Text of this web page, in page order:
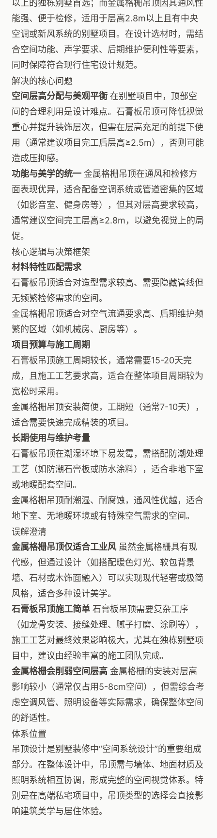
以上的独栋别墅首选；而金属格栅吊顶因其通风性
能强、便于检修，适用于层高2.8m以上且有中央
空调或新风系统的别墅项目。在设计选材时，需结
合空间功能、声学要求、后期维护便利性等要素，
同时保障符合现行住宅设计规范。
解决的核心问题
空间层高分配与美观平衡 在别墅项目中，顶部空
间的合理利用是设计难点。石膏板吊顶可降低视觉
重心并提升装饰层次，但需在层高充足的前提下使
用（通常建议项目完工后层高≥2.5m），否则可能
造成压抑感。
功能与美学的统一 金属格栅吊顶在通风和检修方
面表现优异，适合配备空调系统或管道密集的区域
（如影音室、健身房等），但其对层高要求较高，
通常建议空间完工层高≥2.8m，以避免视觉上的局
促。
核心逻辑与决策框架
材料特性匹配需求
石膏板吊顶适合对造型需求较高、需要隐藏管线但
无频繁检修需求的空间。
金属格栅吊顶适合对空气流通要求高、后期维护频
繁的区域（如机械房、厨房等）。
项目预算与施工周期
石膏板吊顶施工周期较长，通常需要15-20天完
成，且施工工艺要求高，适合在整体项目周期较为
宽松时采用。
金属格栅吊顶安装简便，工期短（通常7-10天），
适合需要快速完成精装的项目。
长期使用与维护考量
石膏板吊顶在潮湿环境下易发霉，需搭配防潮处理
工艺（如防潮石膏板或防水涂料），适合非地下室
或地暖配套空间。
金属格栅吊顶耐潮湿、耐腐蚀，通风性优越，适合
地下室、无地暖环境或有特殊空气需求的空间。
误解澄清
金属格栅吊顶仅适合工业风虽然金属格栅具有现
代感，但通过设计（如搭配暖色灯光、软包背景
墙、石材或木饰面融入）可以实现现代轻奢或极简
风格，适合多种设计美学。
石膏板吊顶施工简单 石膏板吊顶需要复杂工序
（如龙骨安装、接缝处理、腻子打磨、涂刷等），
施工工艺对最终效果影响极大，尤其在独栋别墅项
目中，建议由经验丰富的施工团队完成。
金属格栅会削弱空间层高 金属格栅的安装对层高
影响较小（通常仅占用5-8cm空间），但需综合考
虑空调风管、照明设备等实际需求，确保整体空间
的舒适性。
体系位置
吊顶设计是别墅装修中“空间系统设计”的重要组成
部分。在整体设计中，吊顶需与墙体、地面材质及
照明系统相互协调，形成完整的空间视觉体系。特
别是在高端私宅项目中，吊顶类型的选择会直接影
响建筑美学与居住体验。